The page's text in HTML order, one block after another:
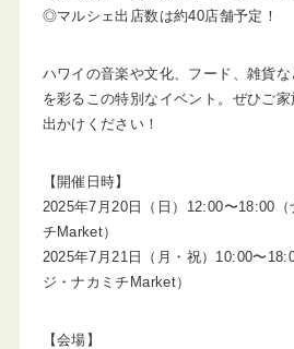
◎マルシェ出店数は約40店舗予定！
ハワイの音楽や文化、フード、雑貨
を彩るこの特別なイベント。ぜひご
出かけください！
【開催日時】
2025年7月20日（日）12:00〜18:00
チMarket）
2025年7月21日（月・祝）10:00〜
ジ・ナカミチMarket）
【会場】